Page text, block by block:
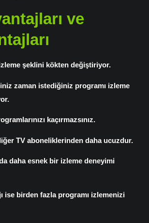
ve
şeklini kökten değiştiriyor.
zaman istediğiniz programı izleme
kaçırmazsınız.
TV aboneliklerinden daha ucuzdur.
daha esnek bir izleme deneyimi
ise birden fazla programı izlemenizi